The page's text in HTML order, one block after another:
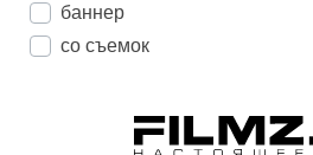
баннер
со съемок